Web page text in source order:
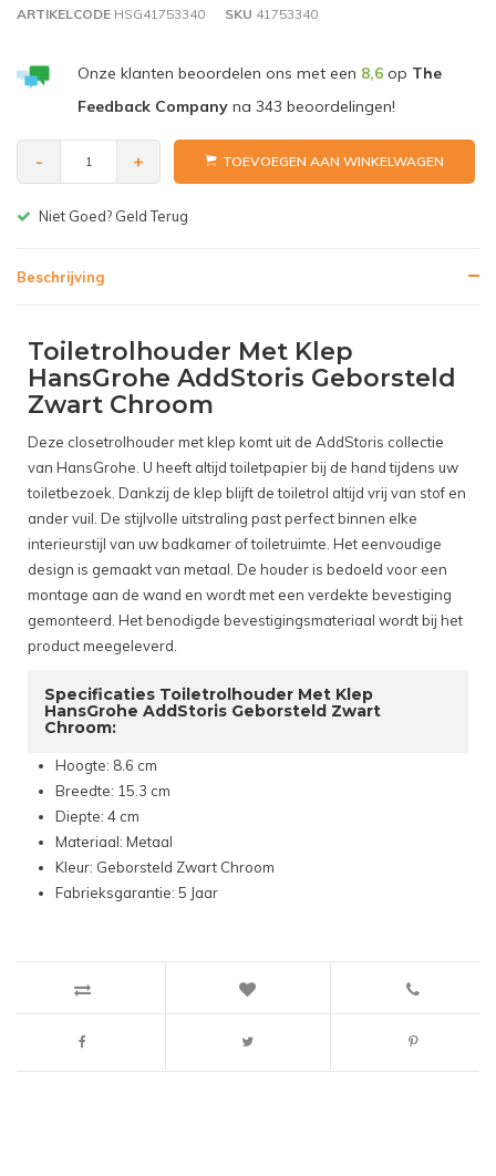
ARTIKELCODE HSG41753340 SKU 41753340
Onze klanten beoordelen ons met een 8,6op The
Feedback Companyna 343 beoordelingen!
- + TOEVOEGEN AAN WINKELWAGEN
Beschrijving
Toiletrolhouder Met Klep
HansGrohe AddStoris Geborsteld
Zwart Chroom
Deze closetrolhouder met klep komt uit de AddStoris collectie
van HansGrohe. U heeft altijd toiletpapier bij de hand tijdens uw
toiletbezoek. Dankzij de klep blijft de toiletrol altijd vrij van stof en
ander vuil. De stijlvolle uitstraling past perfect binnen elke
interieurstijl van uw badkamer of toiletruimte. Het eenvoudige
design is gemaakt van metaal. De houder is bedoeld voor een
montage aan de wand en wordt met een verdekte bevestiging
gemonteerd. Het benodigde bevestigingsmateriaal wordt bij het
product meegeleverd.
Specificaties Toiletrolhouder Met Klep
HansGrohe AddStoris Geborsteld Zwart
Chroom:
Hoogte: 8.6 cm
Breedte: 15.3 cm
Diepte: 4 cm
Materiaal: Metaal
Kleur: Geborsteld Zwart Chroom
Fabrieksgarantie: 5 Jaar